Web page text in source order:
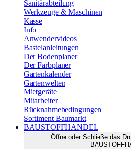
Sanitärabteilung
Werkzeuge & Maschinen
Kasse
Info
Anwendervideos
Bastelanleitungen
Der Bodenplaner
Der Farbplaner
Gartenkalender
Gartenwelten
Mietgeräte
Mitarbeiter
Rücknahmebedingungen
Sortiment Baumarkt
BAUSTOFFHANDEL
Öffne oder Schließe das